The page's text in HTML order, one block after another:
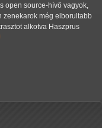
open source-hívő vagyok,
zenekarok még elborultabb
alkotva Haszprus